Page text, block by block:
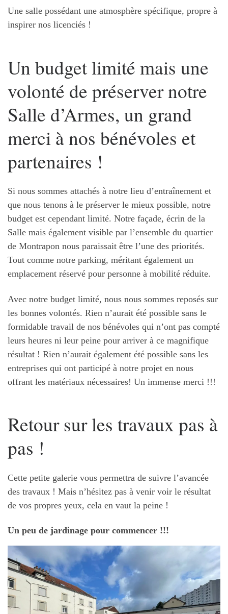
Une salle possédant une atmosphère spécifique, propre à
inspirer nos licenciés !
Un budget limité mais une
volonté de préserver notre
Salle d’Armes, un grand
merci à nos bénévoles et
partenaires !
Si nous sommes attachés à notre lieu d’entraînement et
que nous tenons à le préserver le mieux possible, notre
budget est cependant limité. Notre façade, écrin de la
Salle mais également visible par l’ensemble du quartier
de Montrapon nous paraissait être l’une des priorités.
Tout comme notre parking, méritant également un
emplacement réservé pour personne à mobilité réduite.
Avec notre budget limité, nous nous sommes reposés sur
les bonnes volontés. Rien n’aurait été possible sans le
formidable travail de nos bénévoles qui n’ont pas compté
leurs heures ni leur peine pour arriver à ce magnifique
résultat ! Rien n’aurait également été possible sans les
entreprises qui ont participé à notre projet en nous
offrant les matériaux nécessaires! Un immense merci !!!
Retour sur les travaux pas à
pas !
Cette petite galerie vous permettra de suivre l’avancée
des travaux ! Mais n’hésitez pas à venir voir le résultat
de vos propres yeux, cela en vaut la peine !
Un peu de jardinage pour commencer !!!